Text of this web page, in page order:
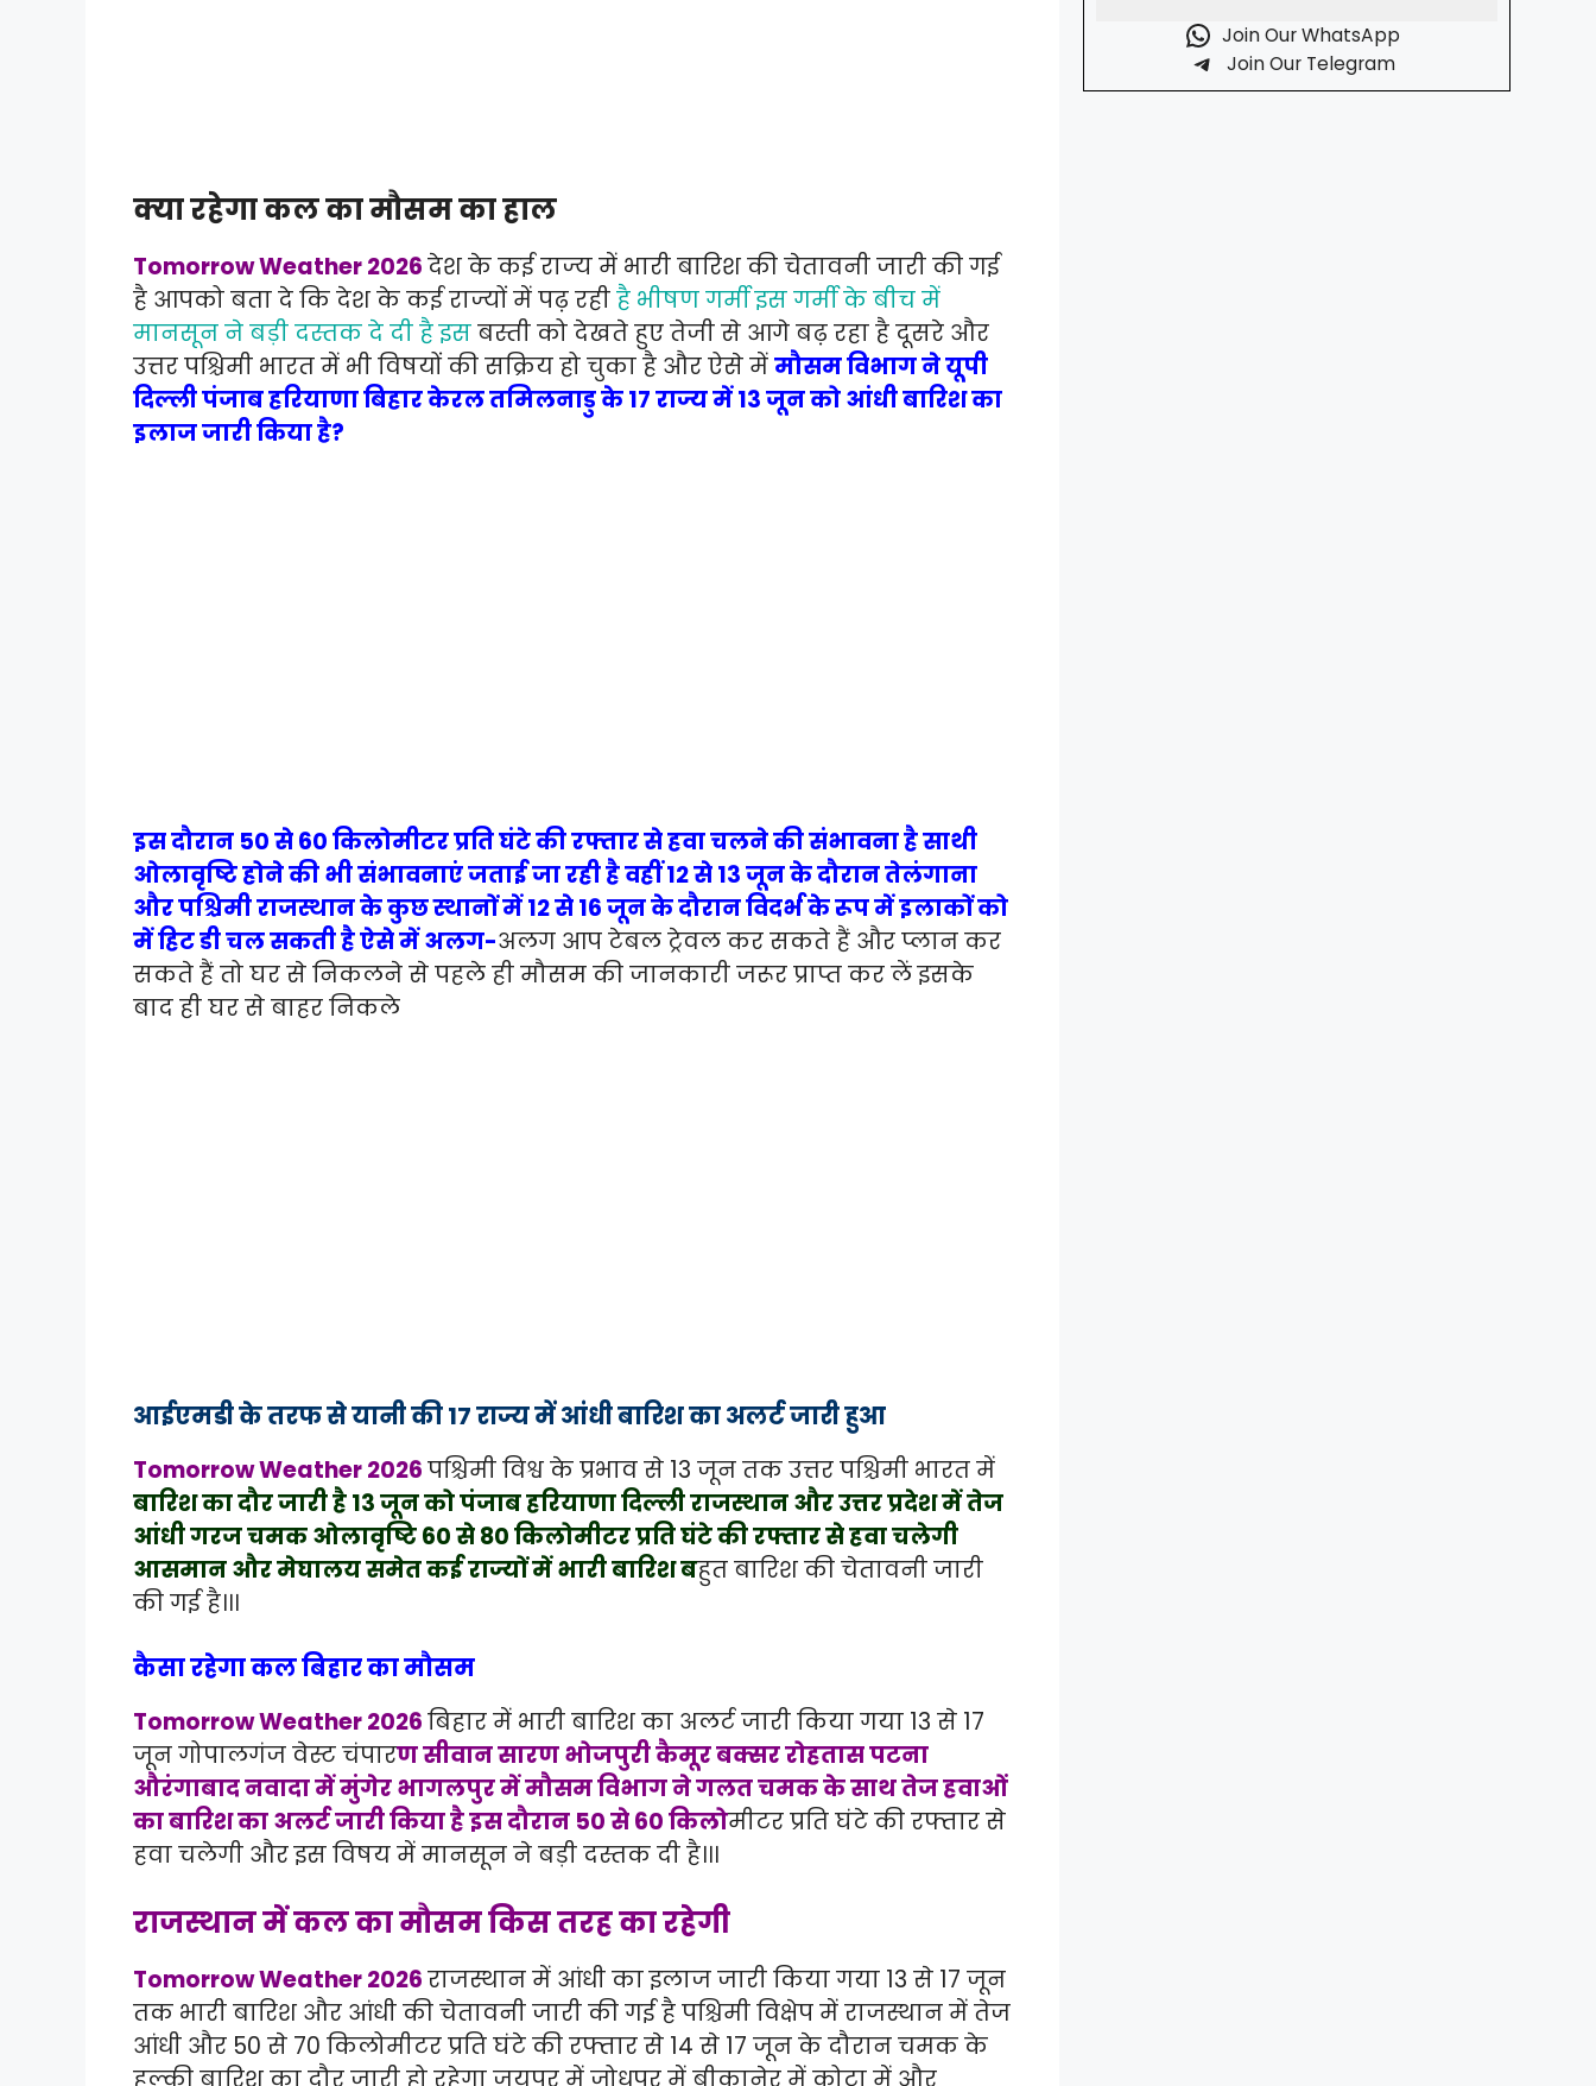
क्या रहेगा कल का मौसम का हाल
Tomorrow Weather 2026देश के कई राज्य में भारी बारिश की चेतावनी जारी की गई
है आपको बता दे कि देश के कई राज्यों में पढ़ रहीहै भीषण गर्मी इस गर्मी के बीच में
मानसून ने बड़ी दस्तक दे दी है इसबस्ती को देखते हुए तेजी से आगे बढ़ रहा है दूसरे और
उत्तर पश्चिमी भारत में भी विषयों की सक्रिय हो चुका है और ऐसे मेंमौसम विभाग ने यूपी
दिल्ली पंजाब हरियाणा बिहार केरल तमिलनाडु के 17 राज्य में 13 जून को आंधी बारिश का
इलाज जारी किया है?
इस दौरान 50 से 60 किलोमीटर प्रति घंटे की रफ्तार से हवा चलने की संभावना है साथी
ओलावृष्टि होने की भी संभावनाएं जताई जा रही है वहीं 12 से 13 जून के दौरान तेलंगाना
और पश्चिमी राजस्थान के कुछ स्थानों में 12 से 16 जून के दौरान विदर्भ के रूप में इलाकों को
में हिट डी चल सकती है ऐसे में अलग-अलग आप टेबल ट्रेवल कर सकते हैं और प्लान कर
सकते हैं तो घर से निकलने से पहले ही मौसम की जानकारी जरूर प्राप्त कर लें इसके
बाद ही घर से बाहर निकले
आईएमडी के तरफ से यानी की 17 राज्य में आंधी बारिश का अलर्ट जारी हुआ
Tomorrow Weather 2026पश्चिमी विश्व के प्रभाव से 13 जून तक उत्तर पश्चिमी भारत में
बारिश का दौर जारी है 13 जून को पंजाब हरियाणा दिल्ली राजस्थान और उत्तर प्रदेश में तेज
आंधी गरज चमक ओलावृष्टि 60 से 80 किलोमीटर प्रति घंटे की रफ्तार से हवा चलेगी
आसमान और मेघालय समेत कई राज्यों में भारी बारिश बहुत बारिश की चेतावनी जारी
की गई है।।।
कैसा रहेगा कल बिहार का मौसम
Tomorrow Weather 2026बिहार में भारी बारिश का अलर्ट जारी किया गया 13 से 17
जून गोपालगंज वेस्ट चंपारण सीवान सारण भोजपुरी कैमूर बक्सर रोहतास पटना
औरंगाबाद नवादा में मुंगेर भागलपुर में मौसम विभाग ने गलत चमक के साथ तेज हवाओं
का बारिश का अलर्ट जारी किया है इस दौरान 50 से 60 किलोमीटर प्रति घंटे की रफ्तार से
हवा चलेगी और इस विषय में मानसून ने बड़ी दस्तक दी है।।।
राजस्थान में कल का मौसम किस तरह का रहेगी
Tomorrow Weather 2026राजस्थान में आंधी का इलाज जारी किया गया 13 से 17 जून
तक भारी बारिश और आंधी की चेतावनी जारी की गई है पश्चिमी विक्षेप में राजस्थान में तेज
आंधी और 50 से 70 किलोमीटर प्रति घंटे की रफ्तार से 14 से 17 जून के दौरान चमक के
हल्की बारिश का दौर जारी हो रहेगा जयपुर में जोधपुर में बीकानेर में कोटा में और
Join Our WhatsApp
Join Our Telegram